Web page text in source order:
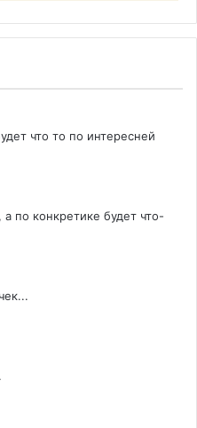
что то по интересней
по конкретике будет что-